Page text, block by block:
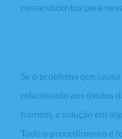
remanescentes para
Se o problema que
relacionado aos óvulos
homem, a solução em
Todo o procedimento é